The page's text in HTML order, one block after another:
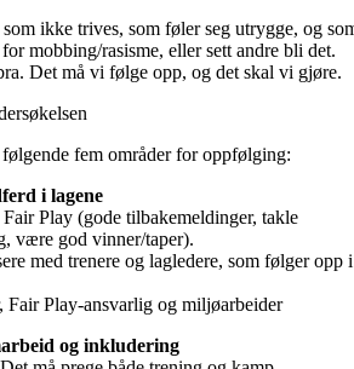
ikke trives, som føler seg utrygge, og
mobbing/rasisme, eller sett andre bli det.
Det må vi følge opp, og det skal vi gjøre.
fem områder for oppfølging:
i lagene
Play (gode tilbakemeldinger, takle
være god vinner/taper).
med trenere og lagledere, som følger opp i
Fair Play-ansvarlig og miljøarbeider
og inkludering